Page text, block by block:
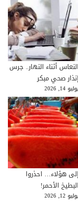
النعاس أثناء النهار.. جرس
إنذار صحي مبكر
يوليو 14, 2026
إلى هؤلاء… احذروا
البطيخ الأحمر!
يوليو 12, 2026